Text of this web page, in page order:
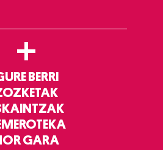
+
BERRI
GARA